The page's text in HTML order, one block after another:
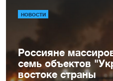
НОВОСТИ
Россияне
семь объектов
востоке страны